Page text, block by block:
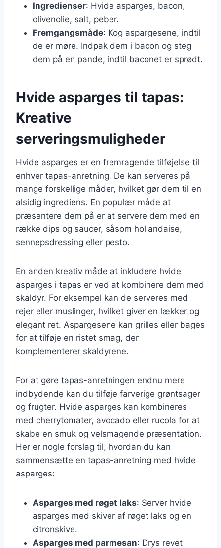
Ingredienser: Hvide asparges, bacon,
olivenolie, salt, peber.
Fremgangsmåde: Kog aspargesene, indtil
de er møre. Indpak dem i bacon og steg
dem på en pande, indtil baconet er sprødt.
Hvide asparges til tapas:
Kreative
serveringsmuligheder
Hvide asparges er en fremragende tilføjelse til
enhver tapas-anretning. De kan serveres på
mange forskellige måder, hvilket gør dem til en
alsidig ingrediens. En populær måde at
præsentere dem på er at servere dem med en
række dips og saucer, såsom hollandaise,
sennepsdressing eller pesto.
En anden kreativ måde at inkludere hvide
asparges i tapas er ved at kombinere dem med
skaldyr. For eksempel kan de serveres med
rejer eller muslinger, hvilket giver en lækker og
elegant ret. Aspargesene kan grilles eller bages
for at tilføje en ristet smag, der
komplementerer skaldyrene.
For at gøre tapas-anretningen endnu mere
indbydende kan du tilføje farverige grøntsager
og frugter. Hvide asparges kan kombineres
med cherrytomater, avocado eller rucola for at
skabe en smuk og velsmagende præsentation.
Her er nogle forslag til, hvordan du kan
sammensætte en tapas-anretning med hvide
asparges:
Asparges med røget laks: Server hvide
asparges med skiver af røget laks og en
citronskive.
Asparges med parmesan: Drys revet